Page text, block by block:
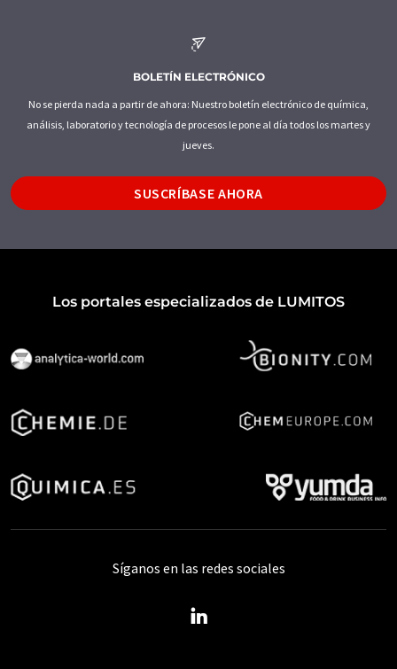
BOLETÍN ELECTRÓNICO
No se pierda nada a partir de ahora: Nuestro boletín electrónico de química,
análisis, laboratorio y tecnología de procesos le pone al día todos los martes y
jueves.
SUSCRÍBASE AHORA
Los portales especializados de LUMITOS
Síganos en las redes sociales